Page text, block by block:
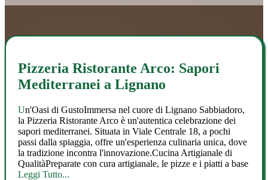
Pizzeria Ristorante Arco: Sapori
Mediterranei a Lignano
Un'Oasi di GustoImmersa nel cuore di Lignano Sabbiadoro,
la Pizzeria Ristorante Arco è un'autentica celebrazione dei
sapori mediterranei. Situata in Viale Centrale 18, a pochi
passi dalla spiaggia, offre un'esperienza culinaria unica, dove
la tradizione incontra l'innovazione.Cucina Artigianale di
QualitàPreparate con cura artigianale, le pizze e i piatti a base
Leggi Tutto...